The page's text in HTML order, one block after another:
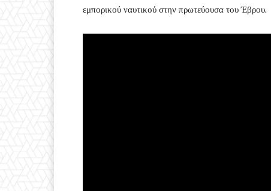
εμπορικού ναυτικού στην πρωτεύουσα του Έβρου.